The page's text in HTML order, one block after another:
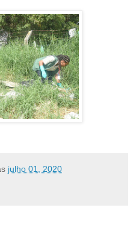
julho 01, 2020